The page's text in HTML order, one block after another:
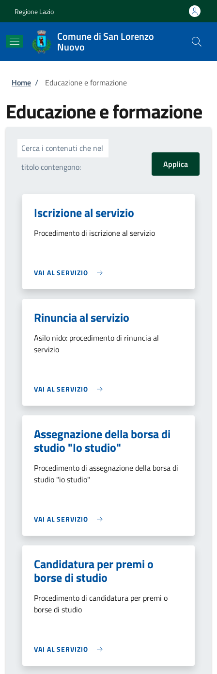
Regione Lazio
Comune di San Lorenzo
Nuovo
Briciole di pane
Home / Educazione e formazione
Educazione e formazione
Cerca i contenuti che nel
titolo contengono:
Iscrizione al servizio
Procedimento di iscrizione al servizio
VAI AL SERVIZIO
Rinuncia al servizio
Asilo nido: procedimento di rinuncia al
servizio
VAI AL SERVIZIO
Assegnazione della borsa di
studio "Io studio"
Procedimento di assegnazione della borsa di
studio "io studio"
VAI AL SERVIZIO
Candidatura per premi o
borse di studio
Procedimento di candidatura per premi o
borse di studio
VAI AL SERVIZIO